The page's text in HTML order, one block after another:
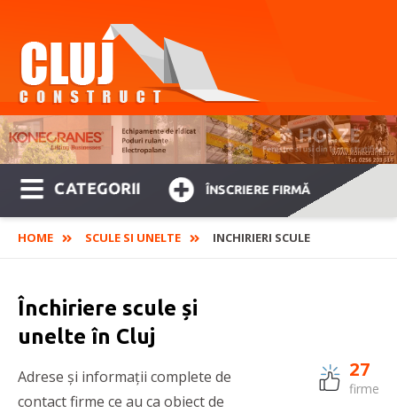
CATEGORII ÎNSCRIERE FIRMĂ
HOME SCULE SI UNELTE INCHIRIERI SCULE
Închiriere scule și
unelte în Cluj
Adrese și informații complete de
contact firme ce au ca obiect de
27
firme